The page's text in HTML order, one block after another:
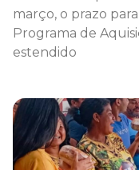
março, o prazo
Programa de
estendido